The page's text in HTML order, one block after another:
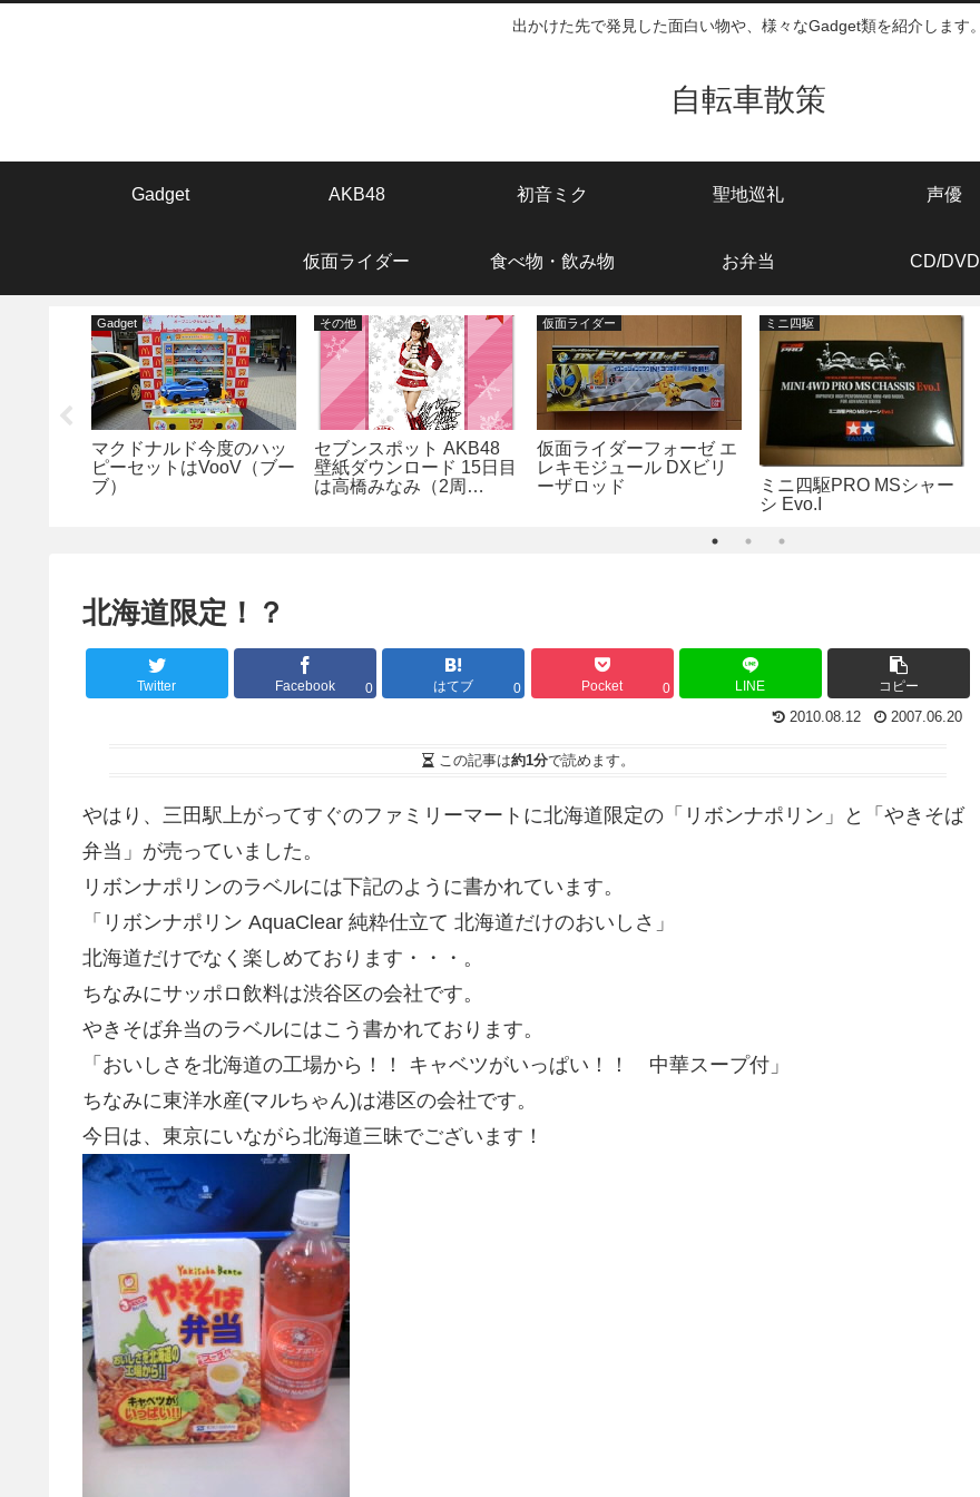
出かけた先で発見した面白い物や、様々なGadget類を紹介します。
自転車散策
Gadget AKB48 初音ミク 聖地巡礼 声優
仮面ライダー 食べ物・飲み物 お弁当 CD/DVD
Gadget
マクドナルド今度のハッ
ピーセットはVooV（ブー
ブ）
その他
セブンスポット AKB48
壁紙ダウンロード 15日目
は高橋みなみ（2周
仮面ライダー
仮面ライダーフォーゼ エ
レキモジュール DXビリ
ーザロッド
ミニ四駆
ミニ四駆PRO MSシャー
シ Evo.I
北海道限定！？
Twitter Facebook 0 はてブ 0 Pocket 0 LINE コピー
2010.08.12 2007.06.20
この記事は約1分で読めます。
やはり、三田駅上がってすぐのファミリーマートに北海道限定の「リボンナポリン」と「やきそば
弁当」が売っていました。
リボンナポリンのラベルには下記のように書かれています。
「リボンナポリン AquaClear 純粋仕立て 北海道だけのおいしさ」
北海道だけでなく楽しめております・・・。
ちなみにサッポロ飲料は渋谷区の会社です。
やきそば弁当のラベルにはこう書かれております。
「おいしさを北海道の工場から！！ キャベツがいっぱい！！ 中華スープ付」
ちなみに東洋水産(マルちゃん)は港区の会社です。
今日は、東京にいながら北海道三昧でございます！